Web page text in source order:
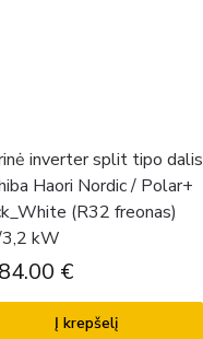
inverter split tipo dalis
Haori Nordic / Polar+
(R32 freonas)
kW
€
Į krepšelį